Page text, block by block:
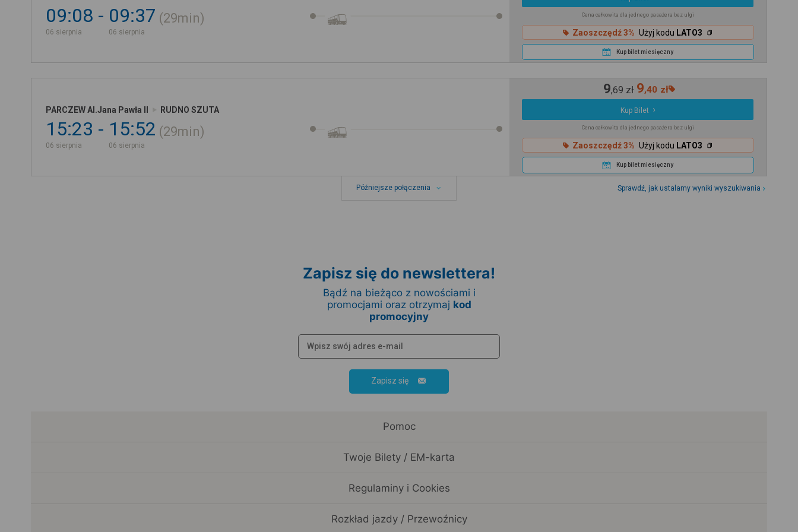
09:08
06 sierpnia
09:37
06 sierpnia
29min Cena całkowita dla jednego pasażera bez ulgi
Zaoszczędź 3% Użyj kodu LATO3
Kup bilet miesięczny
PARCZEW Al.Jana Pawła II RUDNO SZUTA
15:23
06 sierpnia
15:52
06 sierpnia
29min
9,69 zł 9,40 zł
Kup Bilet
Cena całkowita dla jednego pasażera bez ulgi
Zaoszczędź 3% Użyj kodu LATO3
Kup bilet miesięczny
Późniejsze połączenia Sprawdź, jak ustalamy wyniki wyszukiwania
Zapisz się do newslettera!
Bądź na bieżąco z nowościami i
promocjami oraz otrzymaj kod
promocyjny
Zapisz się
Pomoc
Twoje Bilety / EM-karta
Regulaminy i Cookies
Rozkład jazdy / Przewoźnicy